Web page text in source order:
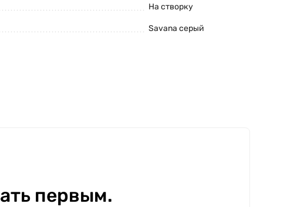
На створку
Savana серый
первым.